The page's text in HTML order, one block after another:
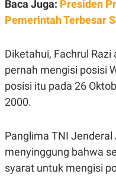
C
D
Y
L
A
.
I
D
L
N
A
N
A
C
K
N
J
A
E
I
Baca Juga: Presiden
Pemerintah Terbesar
Diketahui, Fachrul
pernah mengisi posisi
posisi itu pada 26
2000.
Panglima TNI
menyinggung bahwa
syarat untuk mengisi